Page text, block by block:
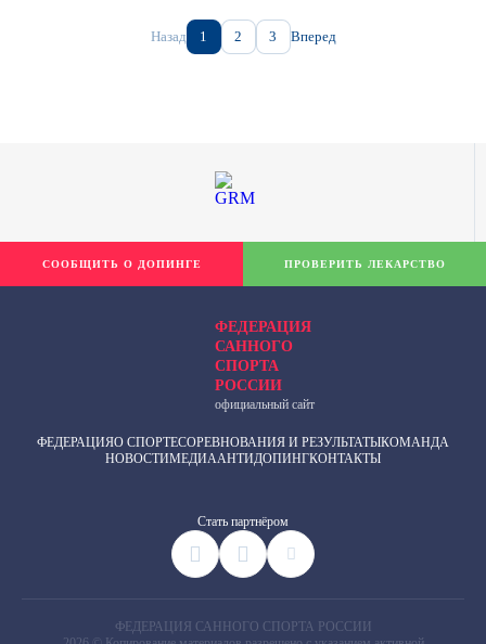
Назад 1 2 3 Вперед
ФЕДЕРАЦИЯ
САННОГО
СПОРТА
РОССИИ
официальный сайт
ФЕДЕРАЦИЯО СПОРТЕСОРЕВНОВАНИЯ И РЕЗУЛЬТАТЫКОМАНДА
НОВОСТИМЕДИААНТИДОПИНГКОНТАКТЫ
Cтать партнёром
СООБЩИТЬ О ДОПИНГЕ ПРОВЕРИТЬ ЛЕКАРСТВО
ФЕДЕРАЦИЯ САННОГО СПОРТА РОССИИ